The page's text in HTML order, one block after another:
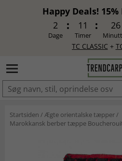
Happy Deals! 15%
2
Dage
11
Timer
26
TC CLASSIC +
LAGT I
Startsiden /Ægte orientalske tæpper/
Marokkansk berber tæppe